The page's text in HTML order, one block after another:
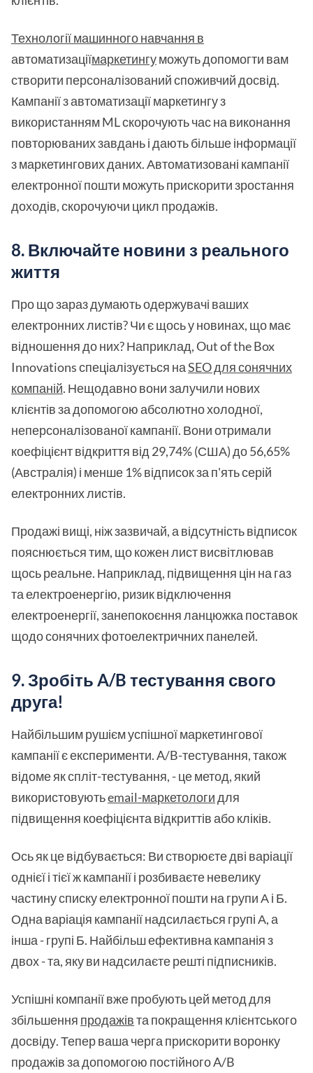
Технології машинного навчання в
автоматизаціїмаркетингуможуть допомогти вам
створити персоналізований споживчий досвід.
Кампанії з автоматизації маркетингу з
використанням ML скорочують час на виконання
повторюваних завдань і дають більше інформації
з маркетингових даних. Автоматизовані кампанії
електронної пошти можуть прискорити зростання
доходів, скорочуючи цикл продажів.
8. Включайте новини з реального
життя
Про що зараз думають одержувачі ваших
електронних листів? Чи є щось у новинах, що має
відношення до них? Наприклад, Out of the Box
Innovations спеціалізується наSEO для сонячних
компаній. Нещодавно вони залучили нових
клієнтів за допомогою абсолютно холодної,
неперсоналізованої кампанії. Вони отримали
коефіцієнт відкриття від 29,74% (США) до 56,65%
(Австралія) і менше 1% відписок за п'ять серій
електронних листів.
Продажі вищі, ніж зазвичай, а відсутність відписок
пояснюється тим, що кожен лист висвітлював
щось реальне. Наприклад, підвищення цін на газ
та електроенергію, ризик відключення
електроенергії, занепокоєння ланцюжка поставок
щодо сонячних фотоелектричних панелей.
9. Зробіть A/B тестування свого
друга!
Найбільшим рушієм успішної маркетингової
кампанії є експерименти. A/B-тестування, також
відоме як спліт-тестування, - це метод, який
використовуютьemail-маркетологидля
підвищення коефіцієнта відкриттів або кліків.
Ось як це відбувається: Ви створюєте дві варіації
однієї і тієї ж кампанії і розбиваєте невелику
частину списку електронної пошти на групи А і Б.
Одна варіація кампанії надсилається групі А, а
інша - групі Б. Найбільш ефективна кампанія з
двох - та, яку ви надсилаєте решті підписників.
Успішні компанії вже пробують цей метод для
збільшення продажівта покращення клієнтського
досвіду. Тепер ваша черга прискорити воронку
продажів за допомогою постійного A/B